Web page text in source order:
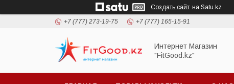
Создать сайт на Satu.kz
+7 (777) 273-19-75 +7 (777) 165-15-91
Интернет Магазин
"FitGood.kz"